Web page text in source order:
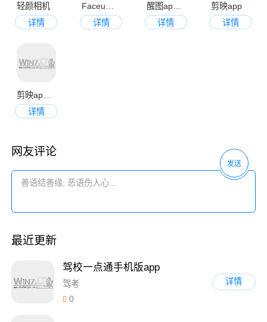
轻颜相机
详情
详情
醒图app官方版
详情
剪映app
详情
剪映app官方版2023
详情
网友评论
发送
最近更新
驾校一点通手机版app
驾考
0
详情